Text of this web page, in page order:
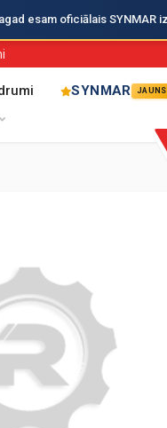
esam oficiālais SYNMAR
SYNMAR JAUNS